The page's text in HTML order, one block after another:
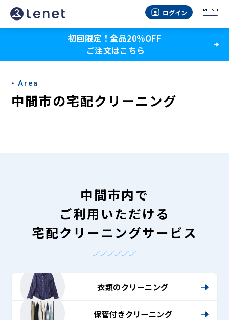
中
間
の
宅
配
ト〉
ログイン MENU
初回限定！全品20％OFF
ご注文はこちら
Area
中間市の宅配クリーニング
中間市内で
ご利用いただける
宅配クリーニングサービス
衣類のクリーニング
保管付きクリーニング